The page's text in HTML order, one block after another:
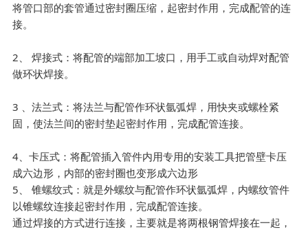
将管口部的套管通过密封圈压缩，起密封作用，完成配管的连
接。
2、 焊接式：将配管的端部加工坡口，用手工或自动焊对配管
做环状焊接。
3 、法兰式：将法兰与配管作环状氩弧焊，用快夹或螺栓紧
固，使法兰间的密封垫起密封作用，完成配管连接。
4、卡压式：将配管插入管件内用专用的安装工具把管壁卡压
成六边形，内部的密封圈也变形成六边形
5、 锥螺纹式：就是外螺纹与配管作环状氩弧焊，内螺纹管件
以锥螺纹连接起密封作用，完成配管连接。
通过焊接的方式进行连接，主要就是将两根钢管焊接在一起，